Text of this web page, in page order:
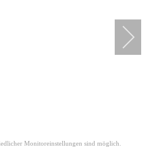
Monitoreinstellungen sind möglich.